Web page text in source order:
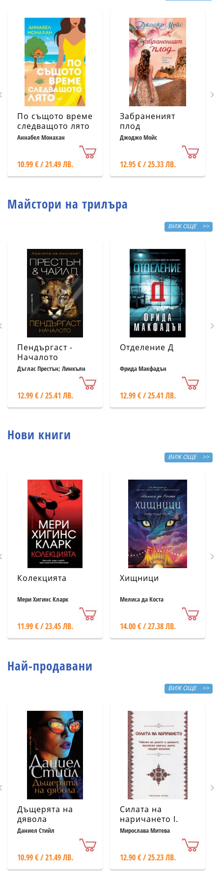
По същото време
следващото лято
Аннабел Монахан
10.99 € / 21.49 ЛВ.
Забраненият
плод
Джоджо Мойс
12.95 € / 25.33 ЛВ.
Майстори на трилъра
ВИЖ ОЩЕ >>
Пендъргаст -
Началото
Дъглас Престън; Линкълн
12.99 € / 25.41 ЛВ.
Отделение Д
Фрида Макфадън
12.99 € / 25.41 ЛВ.
Нови книги
ВИЖ ОЩЕ >>
Колекцията
Мери Хигинс Кларк
11.99 € / 23.45 ЛВ.
Хищници
Мелиса да Коста
14.00 € / 27.38 ЛВ.
Най-продавани
ВИЖ ОЩЕ >>
Дъщерята на
дявола
Даниел Стийл
10.99 € / 21.49 ЛВ.
Силата на
наричането І.
Тайната на
български
обичаи, които
Мирослава Митева
12.90 € / 25.23 ЛВ.